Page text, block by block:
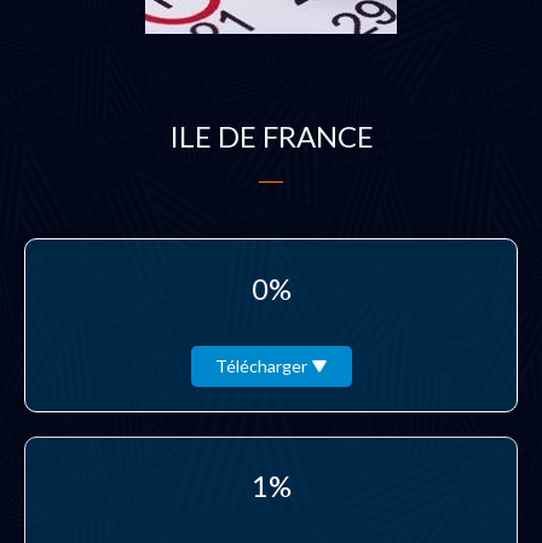
ILE DE FRANCE
0%
Télécharger
1%